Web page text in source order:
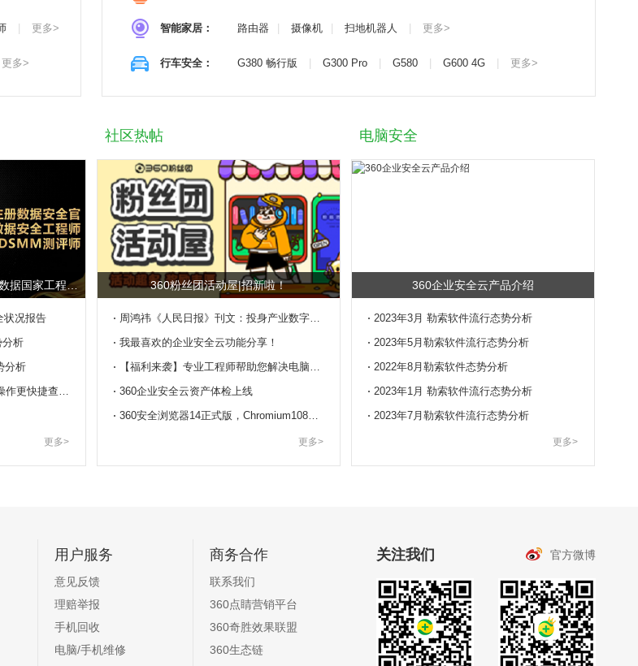
更多>
更多>
智能家居： 路由器 摄像机 扫地机器人 更多>
行车安全： G380 畅行版 G300 Pro G580 G600 4G 更多>
多地数据条例强调数据安全 大数据国家工程研究中心推出专业培训
状况报告
分析
分析
更多>
社区热帖
360粉丝团活动屋|招新啦！
我最喜欢的企业安全云功能分享！
360企业安全云资产体检上线
更多>
电脑安全
360企业安全云产品介绍
2023年3月 勒索软件流行态势分析
2023年5月勒索软件流行态势分析
2022年8月勒索软件态势分析
2023年1月 勒索软件流行态势分析
2023年7月勒索软件流行态势分析
更多>
用户服务
意见反馈
理赔举报
手机回收
电脑/手机维修
商务合作
联系我们
360点睛营销平台
360奇胜效果联盟
360生态链
关注我们 官方微博